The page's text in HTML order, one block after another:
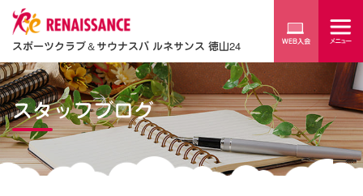
スポーツクラブ＆サウナスパ ルネサンス 徳山24
スタッフブログ